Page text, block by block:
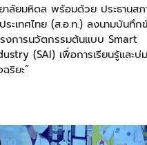
าลัยมหิดล พร้อมด้วย ประธานสภ
ระเทศไทย (ส.อ.ท.) ลงนามบันทึ
งการนวัตกรรมต้นแบบ Smart
(SAI) เพื่อการเรียนรู้และบ่ม
ริยะ”